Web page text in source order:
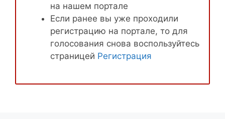
на нашем портале
Если ранее вы уже проходили
регистрацию на портале, то для
голосования снова воспользуйтесь
страницей Регистрация